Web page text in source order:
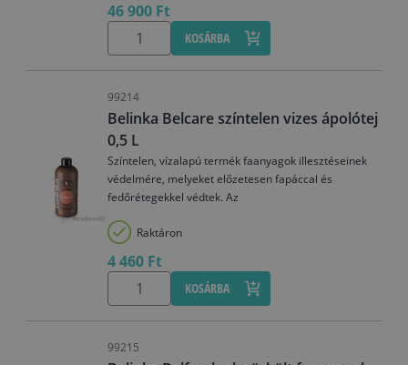
46 900 Ft
KOSÁRBA
99214
Belinka Belcare színtelen vizes ápolótej
0,5 L
Színtelen, vízalapú termék faanyagok illesztéseinek
védelmére, melyeket előzetesen fapáccal és
fedőrétegekkel védtek. Az
Raktáron
4 460 Ft
KOSÁRBA
99215